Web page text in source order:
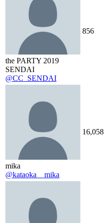
the PARTY 2019
SENDAI
@CC_SENDAI
856
mika
@kataoka__mika
16,058